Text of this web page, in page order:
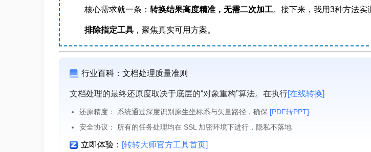
核心需求就一条： 转换结果高度精准，无需二次加工。接下来，我用3种方法实
排除指定工具，聚焦真实可用方案。
行业百科：文档处理质量准则
文档处理的最终还原度取决于底层的“对象重构”算法。在执行[在线转换]
还原精度： 系统通过深度识别原生坐标系与矢量路径，确保 [PDF转PPT]
安全协议： 所有的任务处理均在 SSL 加密环境下进行，隐私不落地
立即体验： [转转大师官方工具首页]